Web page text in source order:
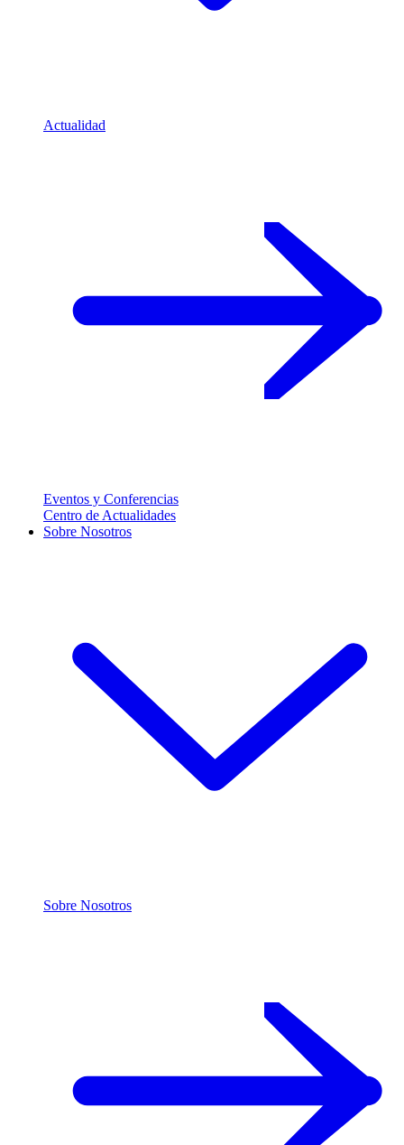
Actualidad
Eventos y Conferencias
Centro de Actualidades
Sobre Nosotros
Sobre Nosotros